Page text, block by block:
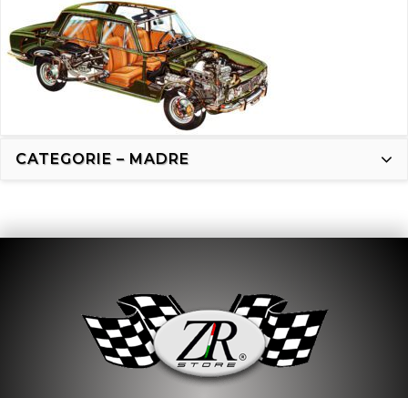
CATEGORIE – MADRE